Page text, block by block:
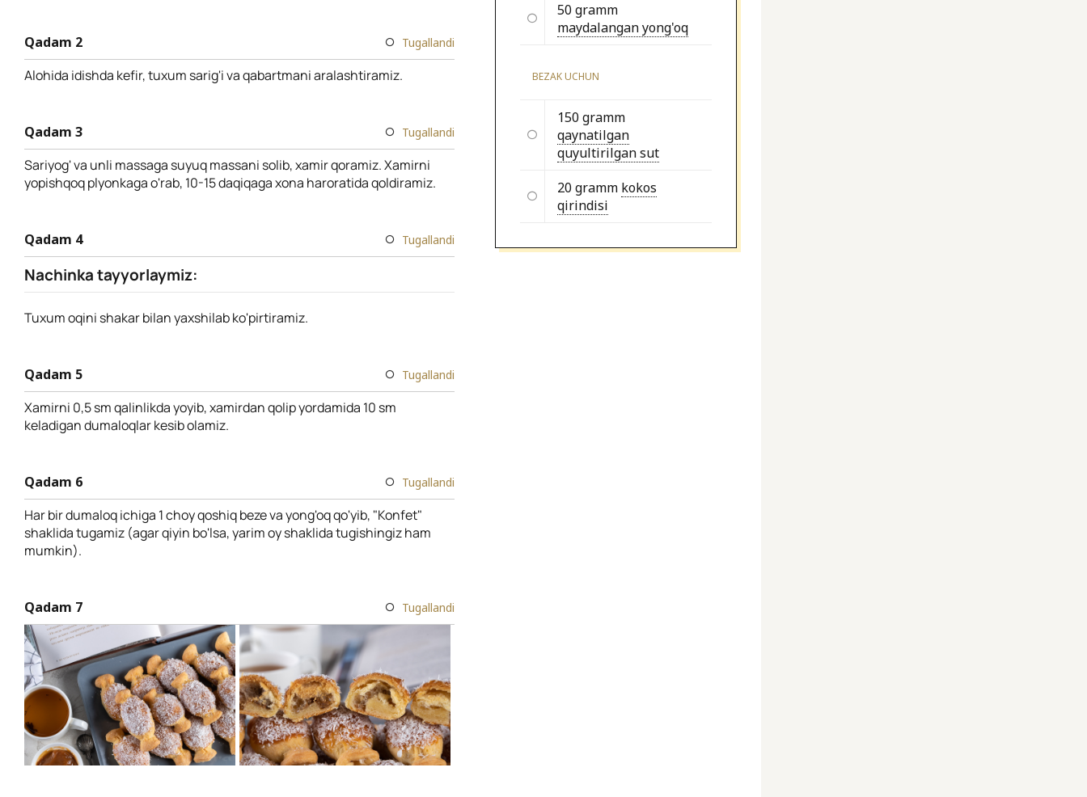
Qadam 2 Tugallandi
Alohida idishda kefir, tuxum sarig'i va qabartmani aralashtiramiz.
Qadam 3 Tugallandi
Sariyog' va unli massaga suyuq massani solib, xamir qoramiz. Xamirni
yopishqoq plyonkaga o'rab, 10-15 daqiqaga xona haroratida qoldiramiz.
Qadam 4 Tugallandi
Nachinka tayyorlaymiz:
Tuxum oqini shakar bilan yaxshilab ko'pirtiramiz.
Qadam 5 Tugallandi
Xamirni 0,5 sm qalinlikda yoyib, xamirdan qolip yordamida 10 sm
keladigan dumaloqlar kesib olamiz.
Qadam 6 Tugallandi
Har bir dumaloq ichiga 1 choy qoshiq beze va yong'oq qo'yib, "Konfet"
shaklida tugamiz (agar qiyin bo'lsa, yarim oy shaklida tugishingiz ham
mumkin).
Qadam 7 Tugallandi
50 gramm
maydalangan yong'oq
BEZAK UCHUN
150 gramm
qaynatilgan
quyultirilgan sut
20 gramm kokos
qirindisi